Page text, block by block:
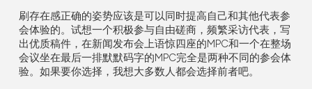
刷存在感正确的姿势应该是可以同时提高自己和其他代表参
会体验的。试想一个积极参与自由磋商，频繁采访代表，写
出优质稿件，在新闻发布会上语惊四座的MPC和一个在整场
会议坐在最后一排默默码字的MPC完全是两种不同的参会体
验。如果要你选择，我想大多数人都会选择前者吧。